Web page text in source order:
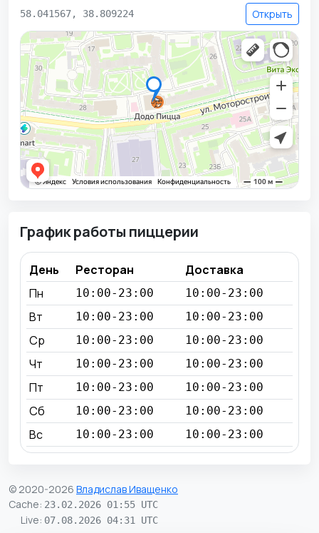
58.041567, 38.809224 Открыть
График работы пиццерии
День Ресторан
Доставка
Пн
10:00-23:00 10:00-23:00
Вт 10:00-23:00 10:00-23:00
Ср 10:00-23:00 10:00-23:00
Чт 10:00-23:00 10:00-23:00
Пт 10:00-23:00 10:00-23:00
Сб 10:00-23:00 10:00-23:00
Вс 10:00-23:00 10:00-23:00
© 2020-2026 Владислав Иващенко
Cache: 23.02.2026 01:55 UTC
Live: 07.08.2026 04:31 UTC